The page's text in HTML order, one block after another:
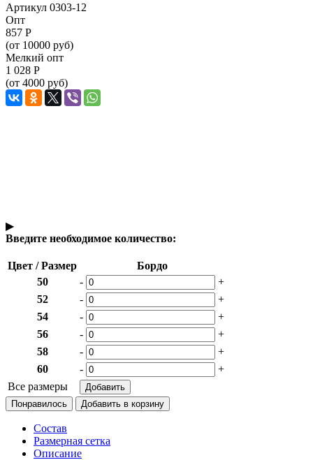
Артикул 0303-12
Опт
857 Р
(от 10000 руб)
Мелкий опт
1 028 Р
(от 4000 руб)
▶
Введите необходимое количество:
Цвет / Размер
Бордо
50
-
+
52
-
+
54
-
+
56
-
+
58
-
+
60
-
+
Все размеры
Понравилось
Состав
Размерная сетка
Описание